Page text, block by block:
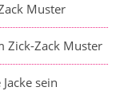
Muster
Zick-Zack Muster
sein